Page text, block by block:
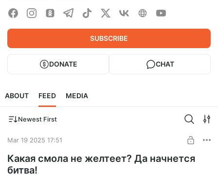
SUBSCRIBE
DONATE CHAT
ABOUT FEED MEDIA
Newest First
Mar 19 2025 17:51
Какая смола не желтеет? Да начнется
битва!